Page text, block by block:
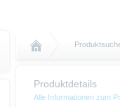
Produktdetails
Alle Informationen zum